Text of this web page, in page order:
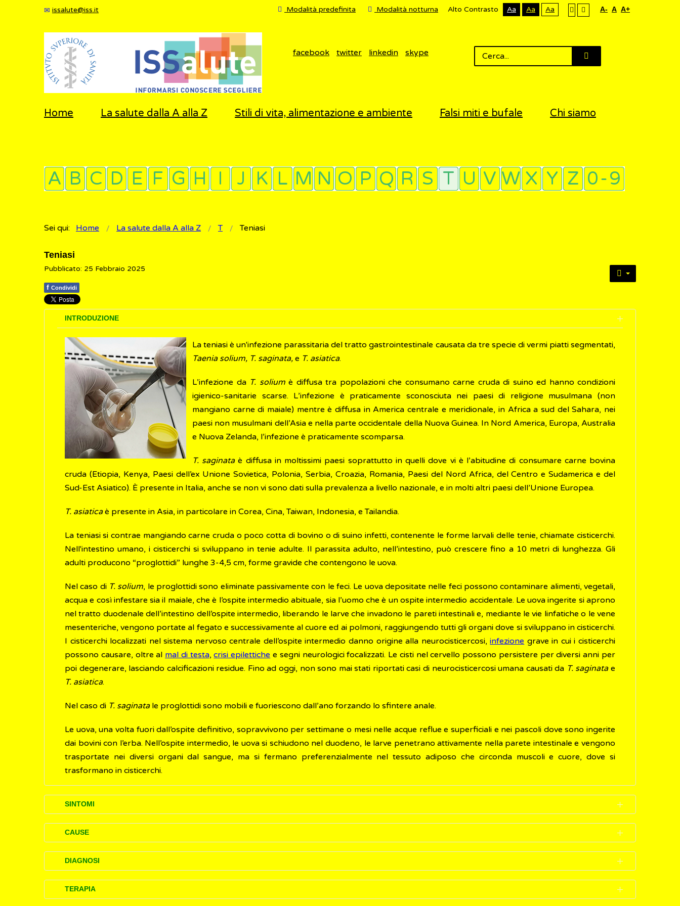
issalute@iss.it Modalità predefinita Modalità notturna Alto Contrasto Aa Aa Aa A- A A+
facebook twitter linkedin skype
Home La salute dalla A alla Z Stili di vita, alimentazione e ambiente Falsi miti e bufale Chi siamo
Sei qui: Home La salute dalla A alla Z T Teniasi
Teniasi
Pubblicato: 25 Febbraio 2025
f Condividi
INTRODUZIONE
La teniasi è un'infezione parassitaria del tratto gastrointestinale causata da tre specie di vermi piatti segmentati,
Taenia solium, T. saginata, e T. asiatica.
L’infezione da T. soliumè diffusa tra popolazioni che consumano carne cruda di suino ed hanno condizioni
igienico-sanitarie scarse. L’infezione è praticamente sconosciuta nei paesi di religione musulmana (non
mangiano carne di maiale) mentre è diffusa in America centrale e meridionale, in Africa a sud del Sahara, nei
paesi non musulmani dell’Asia e nella parte occidentale della Nuova Guinea. In Nord America, Europa, Australia
e Nuova Zelanda, l’infezione è praticamente scomparsa.
T. saginataè diffusa in moltissimi paesi soprattutto in quelli dove vi è l’abitudine di consumare carne bovina
cruda (Etiopia, Kenya, Paesi dell’ex Unione Sovietica, Polonia, Serbia, Croazia, Romania, Paesi del Nord Africa, del Centro e Sudamerica e del
Sud-Est Asiatico). È presente in Italia, anche se non vi sono dati sulla prevalenza a livello nazionale, e in molti altri paesi dell’Unione Europea.
T. asiaticaè presente in Asia, in particolare in Corea, Cina, Taiwan, Indonesia, e Tailandia.
La teniasi si contrae mangiando carne cruda o poco cotta di bovino o di suino infetti, contenente le forme larvali delle tenie, chiamate cisticerchi.
Nell'intestino umano, i cisticerchi si sviluppano in tenie adulte. Il parassita adulto, nell’intestino, può crescere fino a 10 metri di lunghezza. Gli
adulti producono “proglottidi” lunghe 3-4,5 cm, forme gravide che contengono le uova.
Nel caso di T. solium, le proglottidi sono eliminate passivamente con le feci. Le uova depositate nelle feci possono contaminare alimenti, vegetali,
acqua e così infestare sia il maiale, che è l’ospite intermedio abituale, sia l’uomo che è un ospite intermedio accidentale. Le uova ingerite si aprono
nel tratto duodenale dell’intestino dell’ospite intermedio, liberando le larve che invadono le pareti intestinali e, mediante le vie linfatiche o le vene
mesenteriche, vengono portate al fegato e successivamente al cuore ed ai polmoni, raggiungendo tutti gli organi dove si sviluppano in cisticerchi.
I cisticerchi localizzati nel sistema nervoso centrale dell’ospite intermedio danno origine alla neurocisticercosi,infezione grave in cui i cisticerchi
possono causare, oltre al mal di testa,crisi epilettiche e segni neurologici focalizzati. Le cisti nel cervello possono persistere per diversi anni per
poi degenerare, lasciando calcificazioni residue. Fino ad oggi, non sono mai stati riportati casi di neurocisticercosi umana causati da T. saginatae
T. asiatica.
Nel caso di T. saginatale proglottidi sono mobili e fuoriescono dall’ano forzando lo sfintere anale.
Le uova, una volta fuori dall’ospite definitivo, sopravvivono per settimane o mesi nelle acque reflue e superficiali e nei pascoli dove sono ingerite
dai bovini con l’erba. Nell’ospite intermedio, le uova si schiudono nel duodeno, le larve penetrano attivamente nella parete intestinale e vengono
trasportate nei diversi organi dal sangue, ma si fermano preferenzialmente nel tessuto adiposo che circonda muscoli e cuore, dove si
trasformano in cisticerchi.
SINTOMI
La teniasi intestinale è per lo più asintomatica. Talvolta possono verificarsi sintomi gastrointestinali aspecifici e perdita di peso. I pazienti con
teniasi dovuta aT. saginatadi solito consultano il loro medico di base per il prurito perianale o per il ritrovamento di proglottidi fuoriuscite
dall’ano.
CAUSE
La tenia può essere trasmessa a seguito della ingestione di carne cruda o poco cotta di bovino contenente cisticerchi da
suino contenenti cisticerchi diT. soliumoT. asiatica.
DIAGNOSI
La diagnosi di teniasi può essere effettuata attraverso la ricerca microscopica delle uova nelle feci del paziente. Le uova di
morfologicamente identiche, non possono essere distinte. A volte, le proglottidi diT. saginatapossono essere osservate nelle feci e le uova
TERAPIA